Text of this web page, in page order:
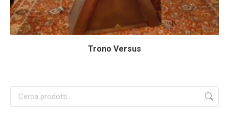
Trono Versus